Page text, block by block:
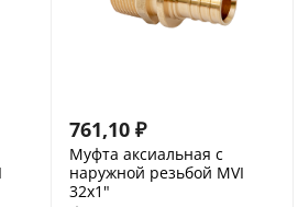
761,10 ₽
Муфта аксиальная с
наружной резьбой MVI
32x1"